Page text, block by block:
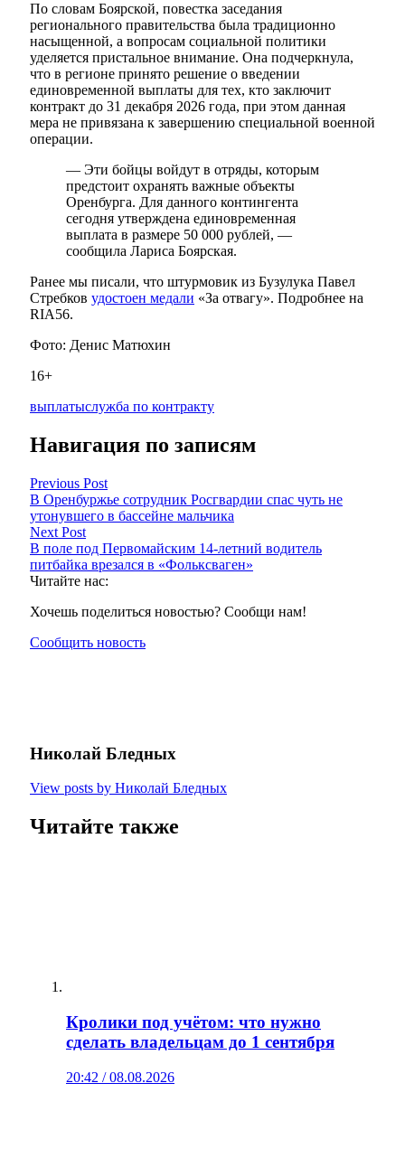
По словам Боярской, повестка заседания
регионального правительства была традиционно
насыщенной, а вопросам социальной политики
уделяется пристальное внимание. Она подчеркнула,
что в регионе принято решение о введении
единовременной выплаты для тех, кто заключит
контракт до 31 декабря 2026 года, при этом данная
мера не привязана к завершению специальной военной
операции.
— Эти бойцы войдут в отряды, которым
предстоит охранять важные объекты
Оренбурга. Для данного контингента
сегодня утверждена единовременная
выплата в размере 50 000 рублей, —
сообщила Лариса Боярская.
Ранее мы писали, что штурмовик из Бузулука Павел
Стребков удостоен медали «За отвагу». Подробнее на
RIA56.
Фото: Денис Матюхин
16+
выплатыслужба по контракту
Навигация по записям
Previous Post
В Оренбуржье сотрудник Росгвардии спас чуть не
утонувшего в бассейне мальчика
Next Post
В поле под Первомайским 14-летний водитель
питбайка врезался в «Фольксваген»
Читайте нас:
Хочешь поделиться новостью? Сообщи нам!
Сообщить новость
Николай Бледных
View posts by Николай Бледных
Читайте также
Кролики под учётом: что нужно
сделать владельцам до 1 сентября
20:42 / 08.08.2026